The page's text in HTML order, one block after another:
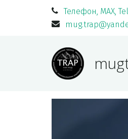
Телефон, MAX,